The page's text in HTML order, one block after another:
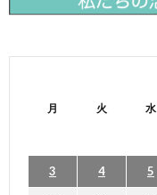
月 火 水
3 4 5